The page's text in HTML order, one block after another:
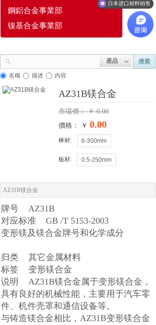
鋼鋁合金事業部
镍基合金事業部
產品 搜索
名稱 描述 內容
AZ31B镁合金
市場價： ￥0.00
價格： ￥ 0.00
棒材: 6-300mm
板材: 0.5-250mm
AZ31B镁合金
牌号 AZ31B
对应标准 GB /T 5153-2003
变形镁及镁合金牌号和化学成分
归类 其它金属材料
标签 变形镁合金
说明 AZ31B镁合金属于变形镁合金，
具有良好的机械性能，主要用于汽车零
件、机件壳罩和通信设备等。
与铸造镁合金相比，AZ31B变形镁合金
日本进口材料销售